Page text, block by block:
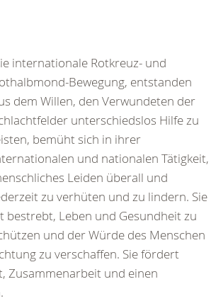
internationale Rotkreuz- und
Bewegung, entstanden
dem Willen, den Verwundeten der
unterschiedslos Hilfe zu
bemüht sich in ihrer
und nationalen Tätigkeit,
Leiden überall und
zu verhüten und zu lindern. Sie
bestrebt, Leben und Gesundheit zu
und der Würde des Menschen
zu verschaffen. Sie fördert
Zusammenarbeit und einen